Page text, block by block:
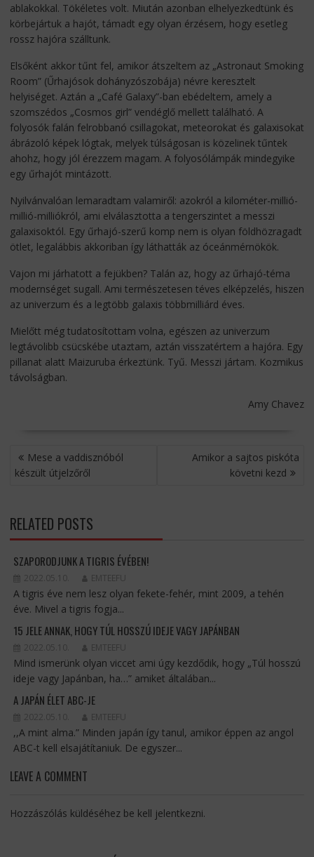
ablakokkal. Tökéletes volt. Miután azonban elhelyezkedtünk és
körbejártuk a hajót, támadt egy olyan érzésem, hogy esetleg
rossz hajóra szálltunk.
Elsőként akkor tűnt fel, amikor átszeltem az „Astronaut Smoking
Room” (Űrhajósok dohányzószobája) névre keresztelt
helyiséget. Aztán a „Café Galaxy”-ban ebédeltem, amely a
szomszédos „Cosmos girl” vendéglő mellett található. A
folyosók falán felrobbanó csillagokat, meteorokat és galaxisokat
ábrázoló képek lógtak, melyek túlságosan is közelinek tűntek
ahohz, hogy jól érezzem magam. A folyosólámpák mindegyike
egy űrhajót mintázott.
Nyilvánvalóan lemaradtam valamiről: azokról a kilométer-millió-
millió-milliókról, ami elválasztotta a tengerszintet a messzi
galaxisoktól. Egy űrhajó-szerű komp nem is olyan földhözragadt
ötlet, legalábbis akkoriban így láthatták az óceánmérnökök.
Vajon mi járhatott a fejükben? Talán az, hogy az űrhajó-téma
modernséget sugall. Ami természetesen téves elképzelés, hiszen
az univerzum és a legtöbb galaxis többmilliárd éves.
Mielőtt még tudatosítottam volna, egészen az univerzum
legtávolibb csücskébe utaztam, aztán visszatértem a hajóra. Egy
pillanat alatt Maizuruba érkeztünk. Tyű. Messzi jártam. Kozmikus
távolságban.
Amy Chavez
BEJEGYZÉS
NAVIGÁCIÓ
Mese a vaddisznóból
készült útjelzőről
Amikor a sajtos piskóta
követni kezd
RELATED POSTS
SZAPORODJUNK A TIGRIS ÉVÉBEN!
2022.05.10. EMTEEFU
A tigris éve nem lesz olyan fekete-fehér, mint 2009, a tehén
éve. Mivel a tigris fogja...
15 JELE ANNAK, HOGY TÚL HOSSZÚ IDEJE VAGY JAPÁNBAN
2022.05.10. EMTEEFU
Mind ismerünk olyan viccet ami úgy kezdődik, hogy „Túl hosszú
ideje vagy Japánban, ha…” amiket általában...
A JAPÁN ÉLET ABC-JE
2022.05.10. EMTEEFU
,,A mint alma.” Minden japán így tanul, amikor éppen az angol
ABC-t kell elsajátítaniuk. De egyszer...
LEAVE A COMMENT
Hozzászólás küldéséhez be kell jelentkezni.